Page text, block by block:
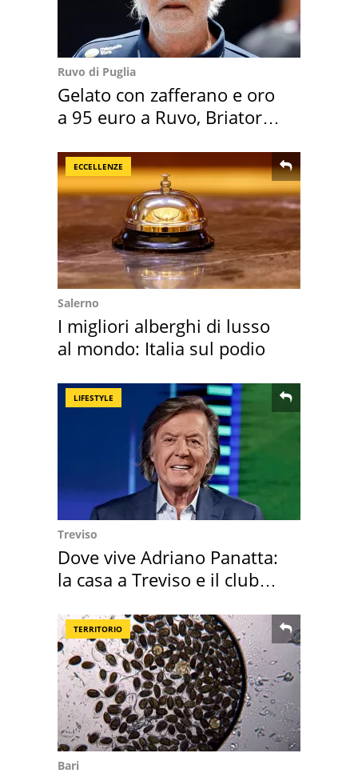
Ruvo di Puglia
Gelato con zafferano e oro
a 95 euro a Ruvo, Briatore
ECCELLENZE
Salerno
I migliori alberghi di lusso
al mondo: Italia sul podio
LIFESTYLE
Treviso
Dove vive Adriano Panatta:
la casa a Treviso e il club
TERRITORIO
Bari